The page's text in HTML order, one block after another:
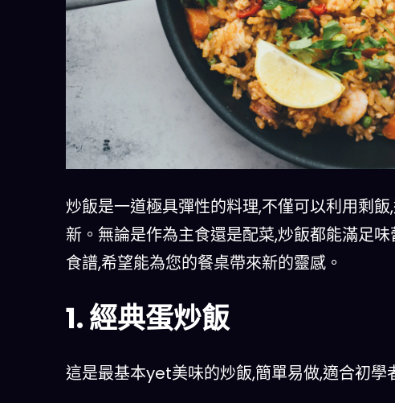
炒飯是一道極具彈性的料理,不僅可以利用剩
新。無論是作為主食還是配菜,炒飯都能滿足
食譜,希望能為您的餐桌帶來新的靈感。
1. 經典蛋炒飯
這是最基本yet美味的炒飯,簡單易做,適合初學